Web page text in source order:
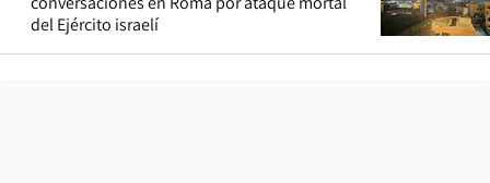
del Ejército israelí